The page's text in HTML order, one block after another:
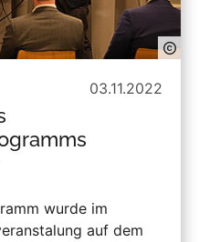
03.11.2022
wurde im
auf dem